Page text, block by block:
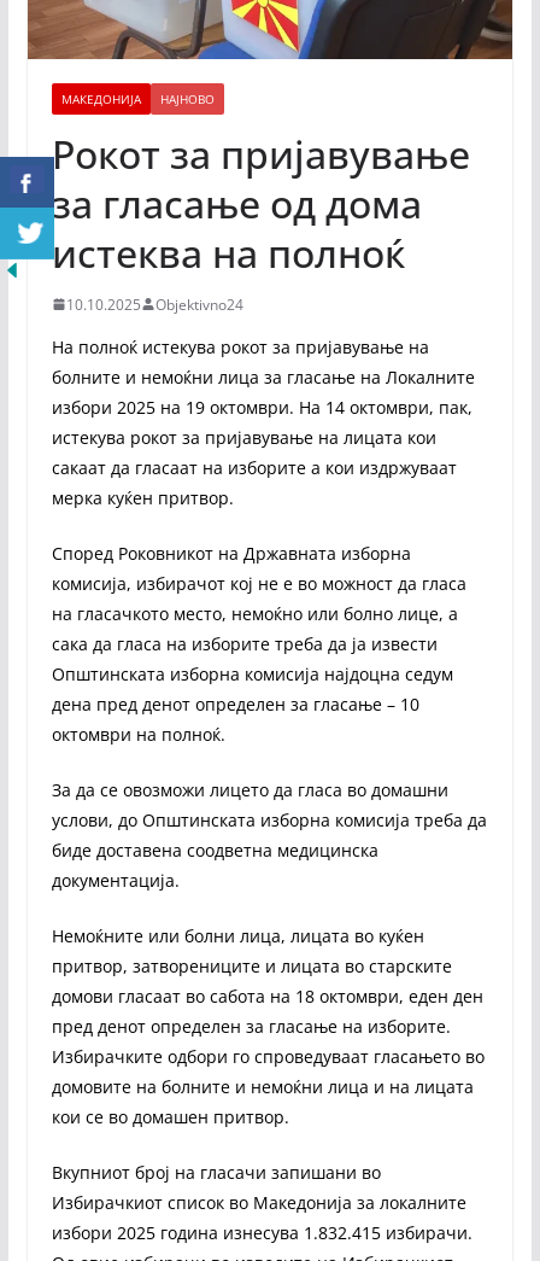
МАКЕДОНИЈА НАЈНОВО
Рокот за пријавување
за гласање од дома
истеква на полноќ
10.10.2025 Objektivno24
На полноќ истекува рокот за пријавување на
болните и немоќни лица за гласање на Локалните
избори 2025 на 19 октомври. На 14 октомври, пак,
истекува рокот за пријавување на лицата кои
сакаат да гласаат на изборите а кои издржуваат
мерка куќен притвор.
Според Роковникот на Државната изборна
комисија, избирачот кој не е во можност да гласа
на гласачкото место, немоќно или болно лице, а
сака да гласа на изборите треба да ја извести
Општинската изборна комисија најдоцна седум
дена пред денот определен за гласање – 10
октомври на полноќ.
За да се овозможи лицето да гласа во домашни
услови, до Општинската изборна комисија треба да
биде доставена соодветна медицинска
документација.
Немоќните или болни лица, лицата во куќен
притвор, затворениците и лицата во старските
домови гласаат во сабота на 18 октомври, еден ден
пред денот определен за гласање на изборите.
Избирачките одбори го спроведуваат гласањето во
домовите на болните и немоќни лица и на лицата
кои се во домашен притвор.
Вкупниот број на гласачи запишани во
Избирачкиот список во Македонија за локалните
избори 2025 година изнесува 1.832.415 избирачи.